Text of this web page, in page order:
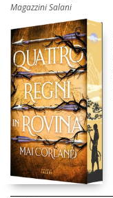
Magazzini Salani